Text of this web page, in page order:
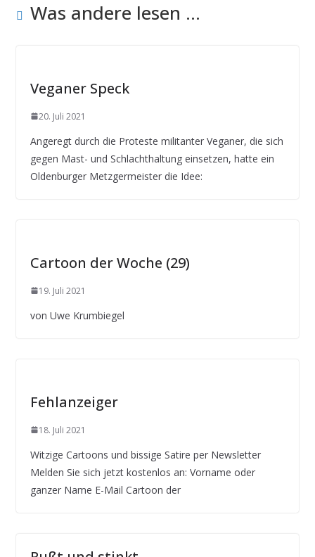
Was andere lesen ...
Veganer Speck
20. Juli 2021
Angeregt durch die Proteste militanter Veganer, die sich
gegen Mast- und Schlachthaltung einsetzen, hatte ein
Oldenburger Metzgermeister die Idee:
Cartoon der Woche (29)
19. Juli 2021
von Uwe Krumbiegel
Fehlanzeiger
18. Juli 2021
Witzige Cartoons und bissige Satire per Newsletter
Melden Sie sich jetzt kostenlos an: Vorname oder
ganzer Name E-Mail Cartoon der